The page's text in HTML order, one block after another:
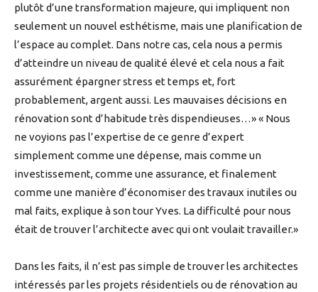
plutôt d’une transformation majeure, qui impliquent non
seulement un nouvel esthétisme, mais une planification de
l’espace au complet. Dans notre cas, cela nous a permis
d’atteindre un niveau de qualité élevé et cela nous a fait
assurément épargner stress et temps et, fort
probablement, argent aussi. Les mauvaises décisions en
rénovation sont d’habitude très dispendieuses…» « Nous
ne voyions pas l’expertise de ce genre d’expert
simplement comme une dépense, mais comme un
investissement, comme une assurance, et finalement
comme une manière d’économiser des travaux inutiles ou
mal faits, explique à son tour Yves. La difficulté pour nous
était de trouver l’architecte avec qui ont voulait travailler.»
Dans les faits, il n’est pas simple de trouver les architectes
intéressés par les projets résidentiels ou de rénovation au